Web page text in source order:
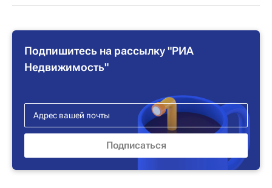
Подпишитесь на рассылку "РИА
Недвижимость"